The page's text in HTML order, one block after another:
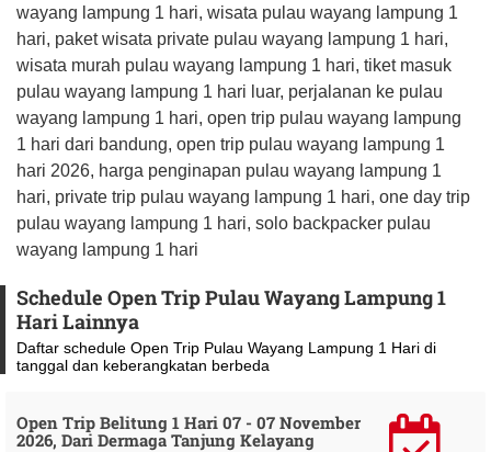
wayang lampung 1 hari, wisata pulau wayang lampung 1
hari, paket wisata private pulau wayang lampung 1 hari,
wisata murah pulau wayang lampung 1 hari, tiket masuk
pulau wayang lampung 1 hari luar, perjalanan ke pulau
wayang lampung 1 hari, open trip pulau wayang lampung
1 hari dari bandung, open trip pulau wayang lampung 1
hari 2026, harga penginapan pulau wayang lampung 1
hari, private trip pulau wayang lampung 1 hari, one day trip
pulau wayang lampung 1 hari, solo backpacker pulau
wayang lampung 1 hari
Schedule Open Trip Pulau Wayang Lampung 1
Hari Lainnya
Daftar schedule Open Trip Pulau Wayang Lampung 1 Hari di
tanggal dan keberangkatan berbeda
Open Trip Belitung 1 Hari 07 - 07 November
2026, Dari Dermaga Tanjung Kelayang